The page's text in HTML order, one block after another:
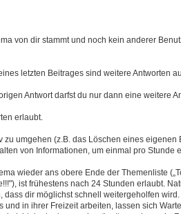
von dir stammt und noch kein anderer
letzten Beitrages sind weitere Antworten
Antwort darfst du nur dann eine weitere
erlaubt.
zu umgehen (z.B. das Löschen eines
von Informationen, um einmal pro
wieder ans obere Ende der Themenliste
ist frühestens nach 24 Stunden erlaubt.
dass dir möglichst schnell weitergeholfen
und in ihrer Freizeit arbeiten, lassen sich